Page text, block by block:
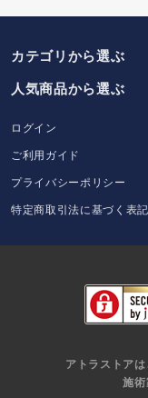
カテゴリから選ぶ
人気商品から選ぶ
ログイン
ご利用ガイド
プライバシーポリシー
特定商取引法に基づく表記
アトラストア
施術